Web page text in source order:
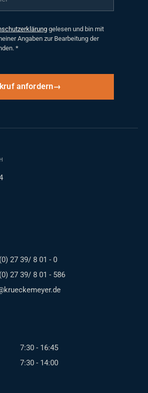
gelesen und bin mit
Angaben zur Bearbeitung der
*
anfordern
27 39/ 8 01 - 0
27 39/ 8 01 - 586
7:30 - 16:45
7:30 - 14:00